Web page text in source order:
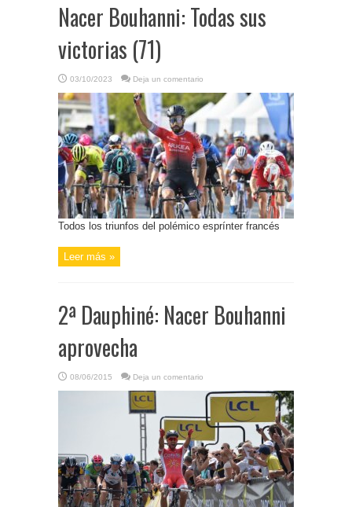
Nacer Bouhanni: Todas sus
victorias (71)
03/10/2023 Deja un comentario
Todos los triunfos del polémico esprínter francés
Leer más »
2ª Dauphiné: Nacer Bouhanni
aprovecha
08/06/2015 Deja un comentario